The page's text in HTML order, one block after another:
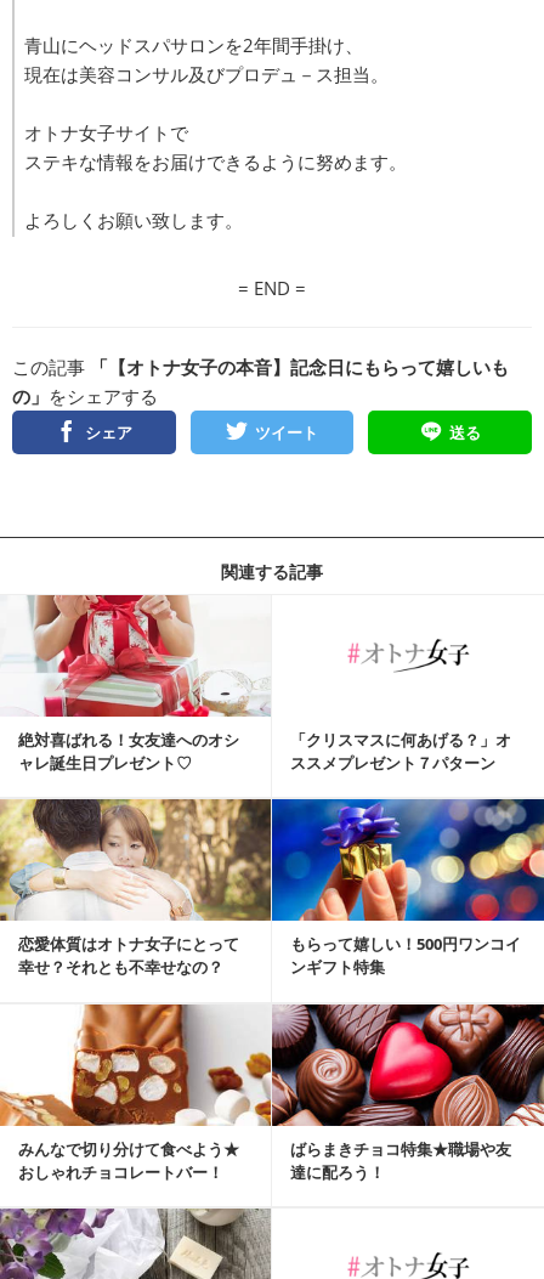
青山にヘッドスパサロンを2年間手掛け、
現在は美容コンサル及びプロデュ－ス担当。
オトナ女子サイトで
ステキな情報をお届けできるように努めます。
よろしくお願い致します。
= END =
この記事
「【オトナ女子の本音】記念日にもらって嬉しいも
の」 をシェアする
シェア ツイート 送る
関連する記事
絶対喜ばれる！女友達へのオシ
ャレ誕生日プレゼント♡
「クリスマスに何あげる？」オ
ススメプレゼント７パターン
恋愛体質はオトナ女子にとって
幸せ？それとも不幸せなの？
もらって嬉しい！500円ワンコイ
ンギフト特集
みんなで切り分けて食べよう★
おしゃれチョコレートバー！
ばらまきチョコ特集★職場や友
達に配ろう！